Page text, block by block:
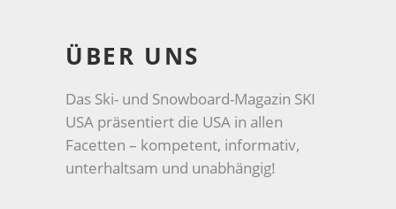
ÜBER UNS
Das Ski- und Snowboard-Magazin SKI
USA präsentiert die USA in allen
Facetten – kompetent, informativ,
unterhaltsam und unabhängig!